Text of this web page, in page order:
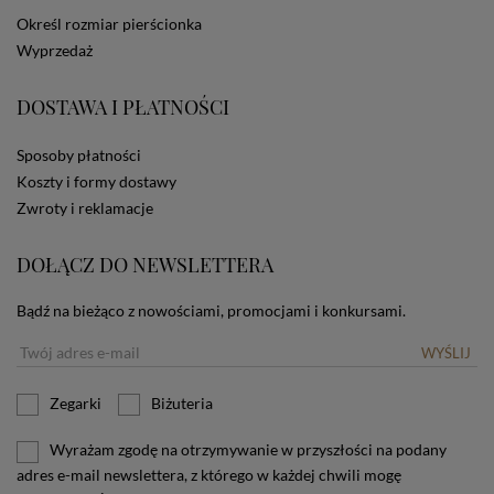
dotyczących cookies oznacza, że będą one
zamieszczane w urządzeniu końcowym każdego
użytkownika. Jeżeli użytkownik nie wyraża zgody na
ustawienia swojej przeglądarki.
Określ rozmiar pierścionka
Wyprzedaż
DOSTAWA I PŁATNOŚCI
Sposoby płatności
Koszty i formy dostawy
Zwroty i reklamacje
DOŁĄCZ DO NEWSLETTERA
Bądź na bieżąco z nowościami, promocjami i konkursami.
WYŚLIJ
Zegarki Biżuteria
Wyrażam zgodę na otrzymywanie w przyszłości na podany
adres e-mail newslettera, z którego w każdej chwili mogę